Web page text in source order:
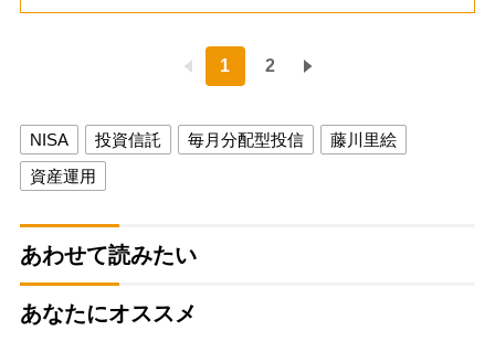
1 2
NISA 投資信託 毎月分配型投信
藤川里絵
資産運用
あわせて読みたい
あなたにオススメ